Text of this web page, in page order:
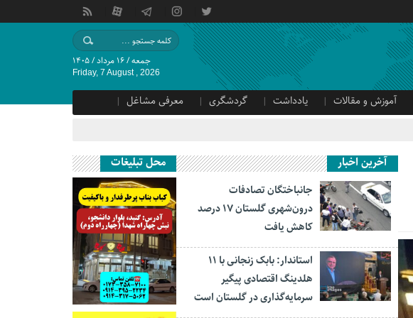
جمعه / ۱۶ مرداد / ۱۴۰۵
Friday, 7 August , 2026
آموزش و مقالات یادداشت گردشگری
معرفی مشاغل
آخرین اخبار
جانباختگان تصادفات
درون‌شهری گلستان ۱۷ درصد
کاهش یافت
استاندار: بابک زنجانی با ۱۱
هلدینگ اقتصادی پیگیر
سرمایه‌گذاری در گلستان است
محل تبلیغات